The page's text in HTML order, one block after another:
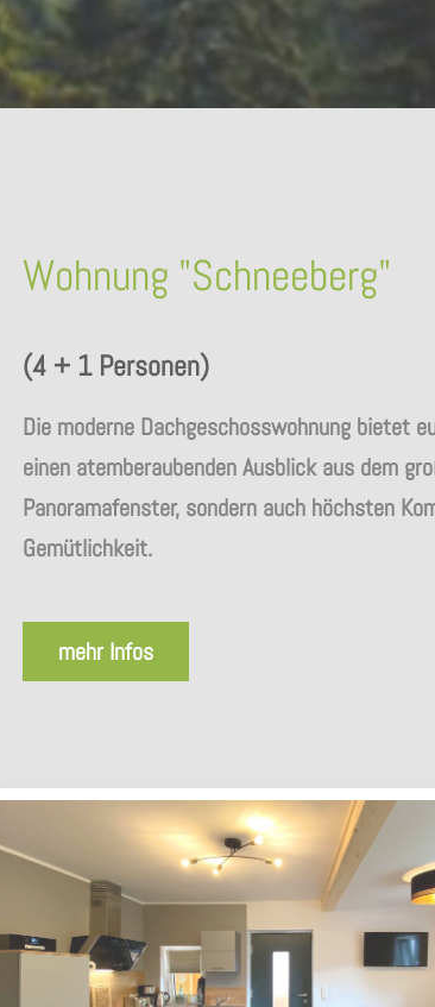
Wohnung "Schneeberg"
(4 + 1 Personen)
Die moderne Dachgeschosswohnung bietet
einen atemberaubenden Ausblick aus dem
Panoramafenster, sondern auch höchsten
Gemütlichkeit.
mehr Infos